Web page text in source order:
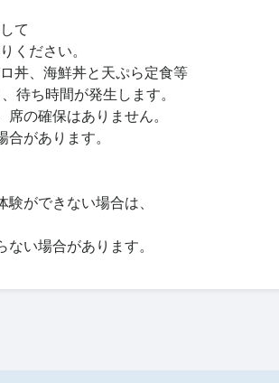
て
ください。
丼、海鮮丼と天ぷら定食等
待ち時間が発生します。
の確保はありません。
があります。
ができない場合は、
い場合があります。